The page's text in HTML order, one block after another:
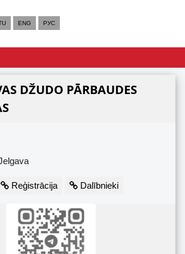
ENG РУС
DŽUDO PĀRBAUDES
Reģistrācija Dalībnieki